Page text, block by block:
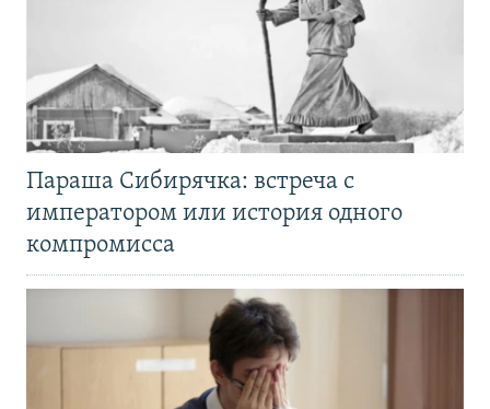
Параша Сибирячка: встреча с
императором или история одного
компромисса